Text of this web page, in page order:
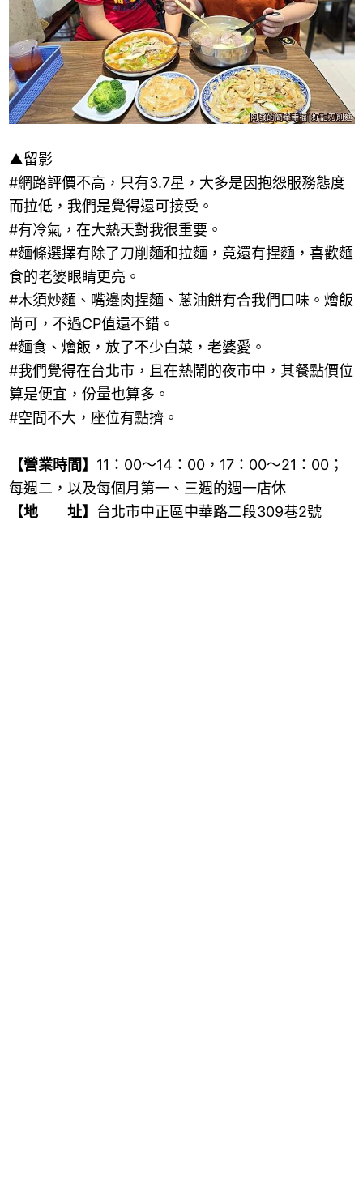
▲留影
#網路評價不高，只有3.7星，大多是因抱怨服務態度
而拉低，我們是覺得還可接受。
#有冷氣，在大熱天對我很重要。
#麵條選擇有除了刀削麵和拉麵，竟還有捏麵，喜歡麵
食的老婆眼睛更亮。
#木須炒麵、嘴邊肉捏麵、蔥油餅有合我們口味。燴飯
尚可，不過CP值還不錯。
#麵食、燴飯，放了不少白菜，老婆愛。
#我們覺得在台北市，且在熱鬧的夜市中，其餐點價位
算是便宜，份量也算多。
#空間不大，座位有點擠。
【營業時間】 11 ： 00～14 ： 00， 17： 00～21 ： 00；
每週二，以及每個月第一、三週的週一店休
【地 址】
台北市中正區中華路二段309巷2號